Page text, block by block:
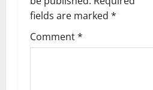
g
a
fields are marked *
Comment*